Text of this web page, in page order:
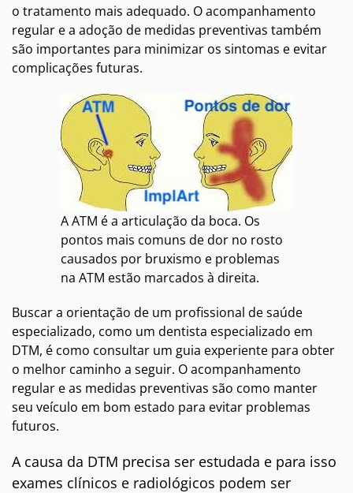
o tratamento mais adequado. O acompanhamento
regular e a adoção de medidas preventivas também
são importantes para minimizar os sintomas e evitar
complicações futuras.
A ATM é a articulação da boca. Os
pontos mais comuns de dor no rosto
causados por bruxismo e problemas
na ATM estão marcados à direita.
Buscar a orientação de um profissional de saúde
especializado, como um dentista especializado em
DTM, é como consultar um guia experiente para obter
o melhor caminho a seguir. O acompanhamento
regular e as medidas preventivas são como manter
seu veículo em bom estado para evitar problemas
futuros.
A causa da DTM precisa ser estudada e para isso
exames clínicos e radiológicos podem ser